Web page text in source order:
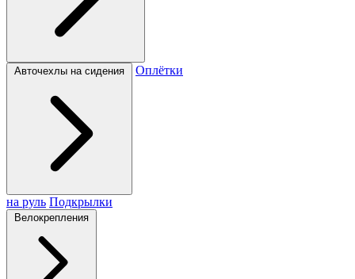
Авточехлы на сидения Оплётки
на руль Подкрылки
Велокрепления